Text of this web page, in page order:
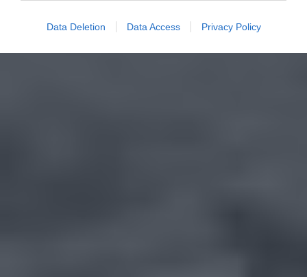
Data Deletion Data Access Privacy Policy